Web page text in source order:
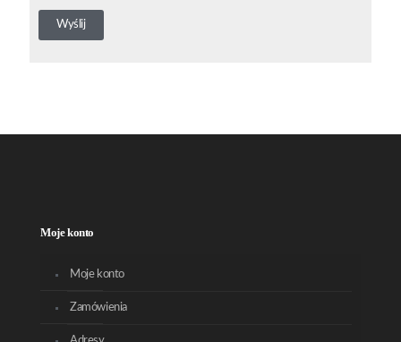
Moje konto
Moje konto
Zamówienia